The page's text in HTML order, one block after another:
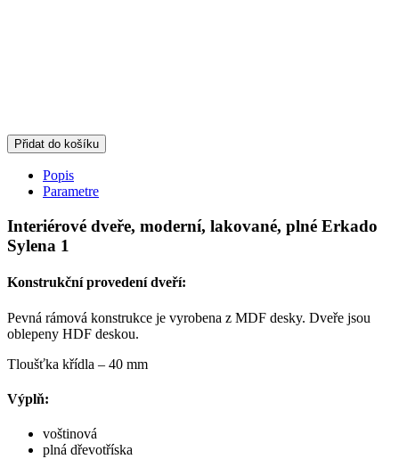
Přidat do košíku
Popis
Parametre
Interiérové dveře, moderní, lakované, plné Erkado
Sylena 1
Konstrukční provedení dveří:
Pevná rámová konstrukce je vyrobena z MDF desky. Dveře jsou
oblepeny HDF deskou.
Tloušťka křídla – 40 mm
Výplň:
voštinová
plná dřevotříska